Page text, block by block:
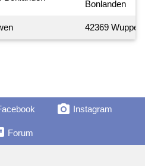
Bonlanden
42369
camera_alt Instagram
Forum